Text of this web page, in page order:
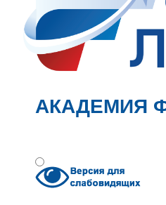
АКАДЕМИЯ